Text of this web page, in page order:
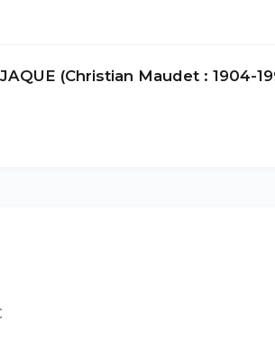
(Christian Maudet : 1904-